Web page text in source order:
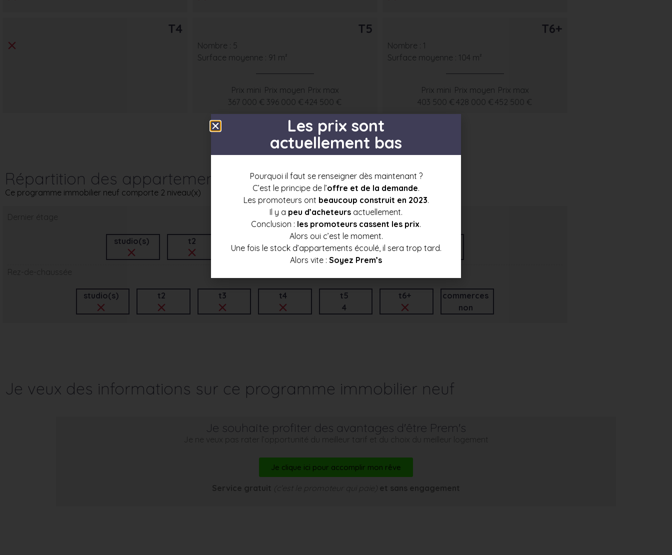
T4 T5
Nombre : 5
Surface moyenne : 91 m²
Prix mini
367 000 €
Prix moyen
396 000 €
Prix max
424 500 €
T6+
Nombre : 1
Surface moyenne : 104 m²
Prix mini
403 500 €
Prix moyen
428 000 €
Prix max
452 500 €
Répartition des appartements par étage
Ce programme immobilier neuf comporte 2 niveau(x)
Dernier étage
studio(s) t2 t4
t5
1
1
Rez-de-chaussée
studio(s) t2 t3 t4
t5
4
t6+
commerces
non
Je veux des informations sur ce programme immobilier neuf
Je souhaite profiter des avantages d'être Prem's
Je ne veux pas rater l’opportunité du meilleur tarif et du choix du meilleur logement
Je clique ici pour accomplir mon rêve
Service gratuit (c’est le promoteur qui paie) et sans engagement
Les prix sont
actuellement bas
Pourquoi il faut se renseigner dès maintenant ?
C’est le principe de l’offre et de la demande.
Les promoteurs ont beaucoup construit en 2023.
Il y a peu d’acheteurs actuellement.
Conclusion : les promoteurs cassent les prix.
Alors oui c’est le moment.
Une fois le stock d’appartements écoulé, il sera trop tard.
Alors vite : Soyez Prem’s